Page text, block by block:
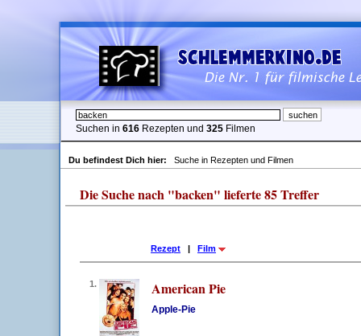
Suchen in 616 Rezepten und 325 Filmen
Du befindest Dich hier: Suche in Rezepten und Filmen
Die Suche nach "backen" lieferte 85 Treffer
Rezept | Film
1. American Pie
Apple-Pie